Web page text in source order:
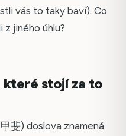
vás to taky baví). Co
jiného úhlu?
stojí za to
斐) doslova znamená